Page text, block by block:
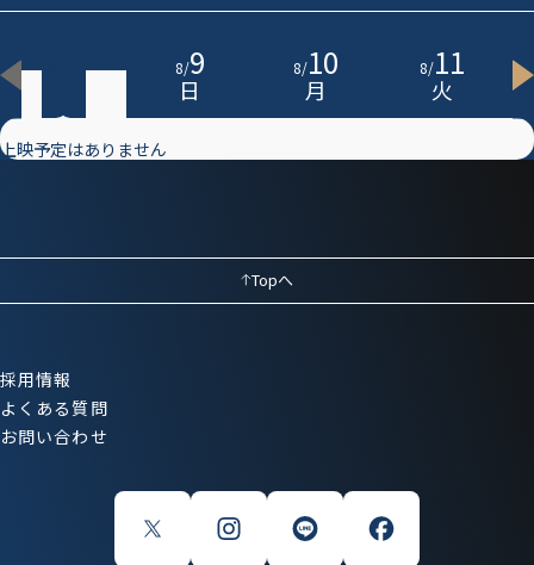
8/9
日
8/10
月
8/11
火
上映予定はありません
Topへ
採用情報
よくある質問
お問い合わせ